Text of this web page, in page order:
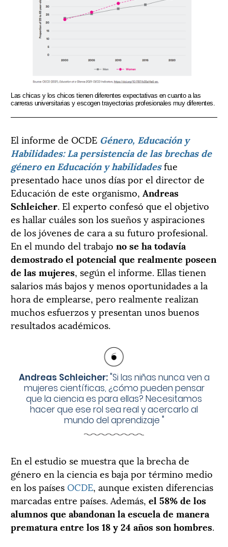
Las chicas y los chicos tienen diferentes expectativas en cuanto a las
carreras universitarias y escogen trayectorias profesionales muy diferentes.
El informe de OCDE Género, Educación y
Habilidades: La persistencia de las brechas de
género en Educación y habilidadesfue
presentado hace unos días por el director de
Educación de este organismo, Andreas
Schleicher. El experto confesó que el objetivo
es hallar cuáles son los sueños y aspiraciones
de los jóvenes de cara a su futuro profesional.
En el mundo del trabajo no se ha todavía
demostrado el potencial que realmente poseen
de las mujeres, según el informe. Ellas tienen
salarios más bajos y menos oportunidades a la
hora de emplearse, pero realmente realizan
muchos esfuerzos y presentan unos buenos
resultados académicos.
Andreas Schleicher:"Si las niñas nunca ven a
mujeres científicas, ¿cómo pueden pensar
que la ciencia es para ellas? Necesitamos
hacer que ese rol sea real y acercarlo al
mundo del aprendizaje "
En el estudio se muestra que la brecha de
género en la ciencia es baja por término medio
en los paísesOCDE, aunque existen diferencias
marcadas entre países. Además, el 58% de los
alumnos que abandonan la escuela de manera
prematura entre los 18 y 24 años son hombres.